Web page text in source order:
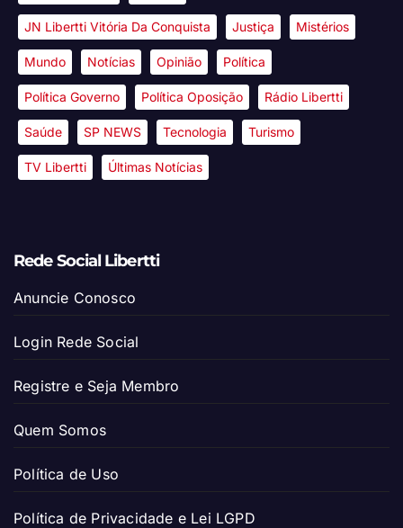
JN Libertti Vitória Da Conquista Justiça Mistérios
Mundo Notícias Opinião Política
Política Governo Política Oposição Rádio Libertti
Saúde SP NEWS Tecnologia Turismo
TV Libertti Últimas Notícias
Rede Social Libertti
Anuncie Conosco
Login Rede Social
Registre e Seja Membro
Quem Somos
Política de Uso
Política de Privacidade e Lei LGPD